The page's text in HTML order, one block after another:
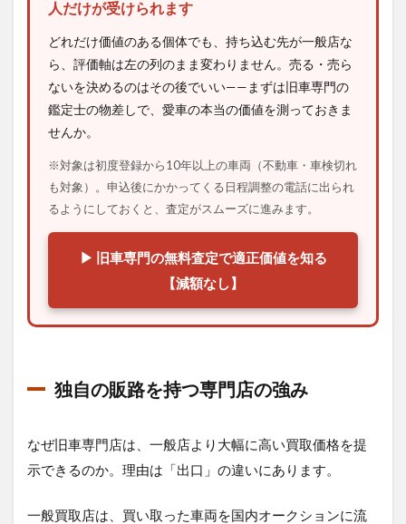
人だけが受けられます
どれだけ価値のある個体でも、持ち込む先が一般店な
ら、評価軸は左の列のまま変わりません。売る・売ら
ないを決めるのはその後でいい——まずは旧車専門の
鑑定士の物差しで、愛車の本当の価値を測っておきま
せんか。
※対象は初度登録から10年以上の車両（不動車・車検切れ
も対象）。申込後にかかってくる日程調整の電話に出られ
るようにしておくと、査定がスムーズに進みます。
▶ 旧車専門の無料査定で適正価値を知る
【減額なし】
独自の販路を持つ専門店の強み
なぜ旧車専門店は、一般店より大幅に高い買取価格を提
示できるのか。理由は「出口」の違いにあります。
一般買取店は、買い取った車両を国内オークションに流